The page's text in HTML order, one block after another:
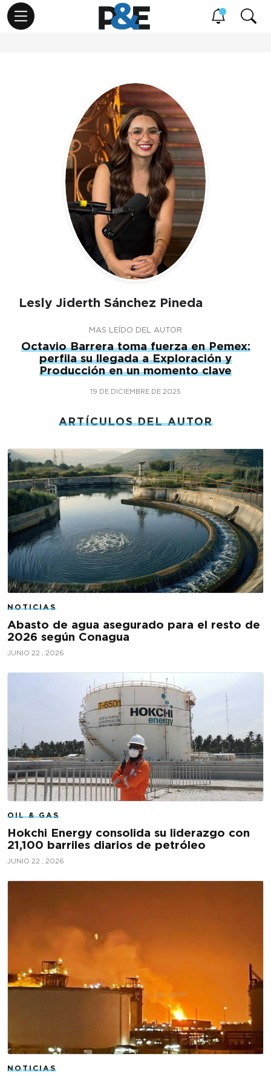
Lesly Jiderth Sánchez Pineda
MAS LEÍDO DEL AUTOR
Octavio Barrera toma fuerza en Pemex:
perfila su llegada a Exploración y
Producción en un momento clave
19 DE DICIEMBRE DE 2025
ARTÍCULOS DEL AUTOR
NOTICIAS
Abasto de agua asegurado para el resto de
2026 según Conagua
JUNIO 22 , 2026
OIL & GAS
Hokchi Energy consolida su liderazgo con
21,100 barriles diarios de petróleo
JUNIO 22 , 2026
NOTICIAS